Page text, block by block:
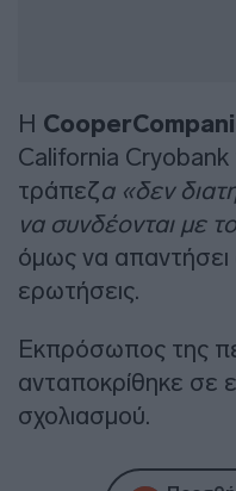
Η
California Cryobank
τράπεζα «δεν
να συνδέονται με
όμως να
ερωτήσεις.
Εκπρόσωπος της
ανταποκρίθηκε σε
σχολιασμού.